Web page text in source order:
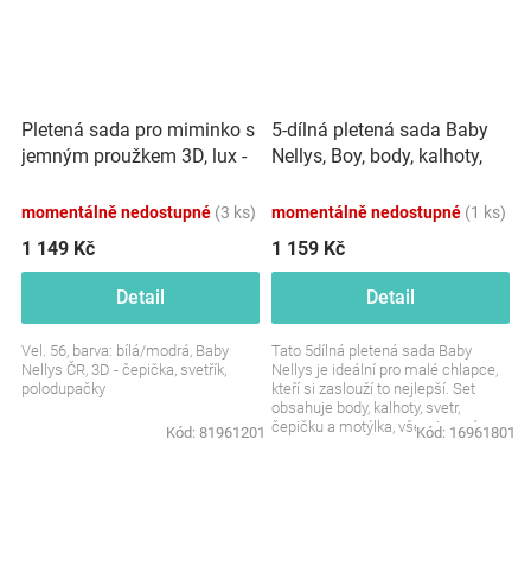
Pletená sada pro miminko s
jemným proužkem 3D, lux -
momentálně nedostupné (3 ks)
1 149 Kč
Detail
Vel. 56, barva: bílá/modrá, Baby
Nellys ČR, 3D - čepička, svetřík,
polodupačky
Kód: 81961201
5-dílná pletená sada Baby
Nellys, Boy, body, kalhoty,
béžová
momentálně nedostupné (1 ks)
1 159 Kč
Detail
Tato 5dílná pletená sada Baby
Nellys je ideální pro malé chlapce,
kteří si zaslouží to nejlepší. Set
obsahuje body, kalhoty, svetr,
čepičku a motýlka, vše v jemné
Kód: 16961801